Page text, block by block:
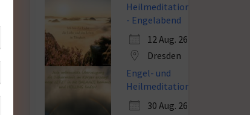
Heilmeditation
- Engelabend
12 Aug. 26
Dresden
Engel- und
Heilmeditation
30 Aug. 26